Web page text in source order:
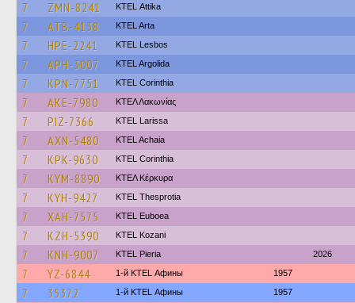
7 ZMN-8241 KΤΕL Αttika
7 ATB-4138 KTEL Arta
7 HPE-2241 KTEL Lesbos
7 APH-3007 KTEL Argolida
7 KPN-7751 KTEL Corinthia
7 AKE-7980 ΚΤΕΛ Λακωνίας
7 PIZ-7366 KTEL Larissa
7 AXN-5480 KTEL Achaia
7 KPK-9630 KTEL Corinthia
7 KYM-8890 ΚΤΕΛ Κέρκυρα
7 KYH-9427 KTEL Thesprotia
7 XAH-7575 ΚΤΕL Euboea
7 KZH-5390 ΚΤΕL Kozani
7 KNH-9007 KTEL Pieria 2026
7 YZ-6844 1-й KTEL Афины 1957
7 35372 1-й KTEL Афины 1957